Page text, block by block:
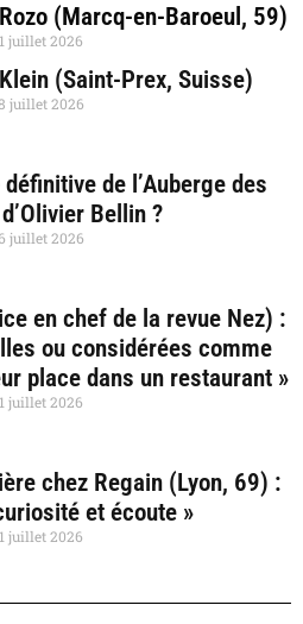
(Marcq-en-Baroeul, 59)
juillet 2026
(Saint-Prex, Suisse)
juillet 2026
de l’Auberge des
Bellin ?
juillet 2026
en chef de la revue Nez) :
ou considérées comme
place dans un restaurant »
juillet 2026
chez Regain (Lyon, 69) :
et écoute »
juillet 2026